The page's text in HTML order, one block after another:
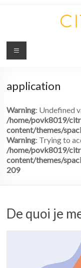
Citronium
Abonnez-
à
application
Warning: Undefined
/home/povk8019/
content/themes/
Warning: Trying to
/home/povk8019/
content/themes/
209
De quoi je